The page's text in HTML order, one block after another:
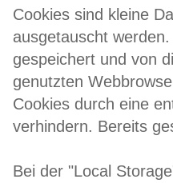
Cookies sind kleine
ausgetauscht
gespeichert und von
genutzten
Cookies durch eine
verhindern. Bereits
Bei der "Local